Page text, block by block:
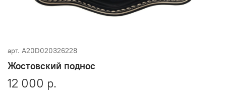
арт. A20D020326228
Жостовский поднос
12 000 р.